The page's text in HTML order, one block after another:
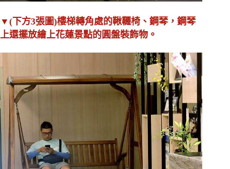
▼(下方3張圖)樓梯轉角處的鞦韆椅、鋼琴，鋼琴
上還擺放繪上花蓮景點的圓盤裝飾物。